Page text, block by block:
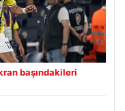
başındakileri